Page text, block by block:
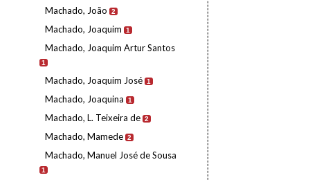
Machado, João 2
Machado, Joaquim 1
Machado, Joaquim Artur Santos
1
Machado, Joaquim José 1
Machado, Joaquina 1
Machado, L. Teixeira de 2
Machado, Mamede 2
Machado, Manuel José de Sousa
1